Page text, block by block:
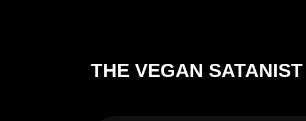
THE VEGAN SATANIST